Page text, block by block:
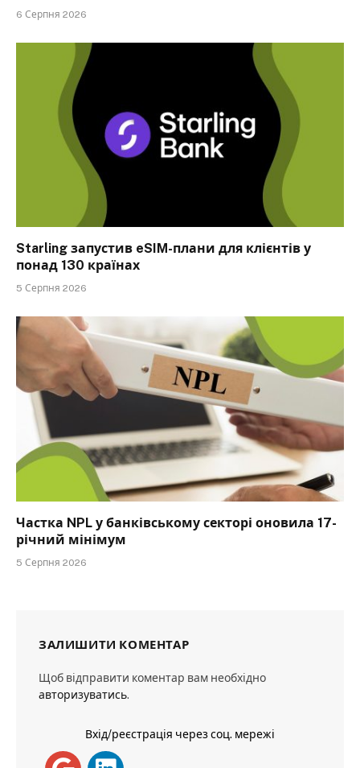
6 Серпня 2026
Starling запустив eSIM-плани для клієнтів у
понад 130 країнах
5 Серпня 2026
Частка NPL у банківському секторі оновила 17-
річний мінімум
5 Серпня 2026
ЗАЛИШИТИ КОМЕНТАР
Щоб відправити коментар вам необхідно
авторизуватись.
Вхід/реєстрація через соц. мережі